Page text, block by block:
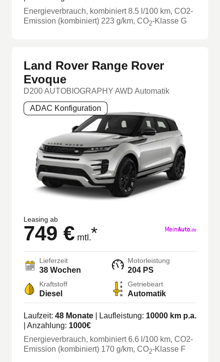
Energieverbrauch, kombiniert8.5 l/100 km, CO2-
Emission (kombiniert) 223 g/km, CO2-Klasse G
Land Rover Range Rover
Evoque
D200 AUTOBIOGRAPHY AWD Automatik
ADAC Konfiguration
Leasing ab
749 € mtl.*
Lieferzeit
38 Wochen
Motorleistung
204 PS
Kraftstoff
Diesel
Getriebeart
Automatik
Laufzeit: 48 Monate | Laufleistung: 10000 km p.a.
| Anzahlung: 1000€
Energieverbrauch, kombiniert6.6 l/100 km, CO2-
Emission (kombiniert) 170 g/km, CO2-Klasse F